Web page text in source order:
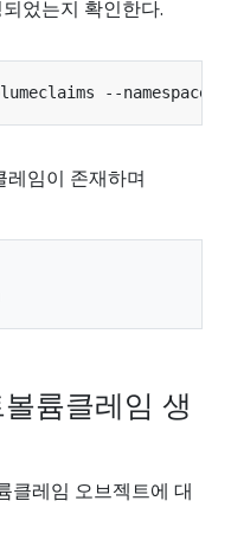
었는지 확인한다.
--namespace
임이 존재하며
륨클레임 생
클레임 오브젝트에 대